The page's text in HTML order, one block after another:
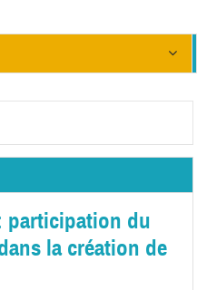
participation du
la création de